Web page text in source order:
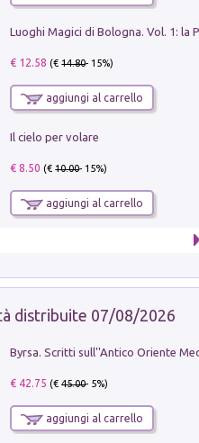
€ 12.58 (€14.80- 15%)
aggiungi al carrello
Il cielo per volare
€ 8.50 (€10.00- 15%)
aggiungi al carrello
distribuite 07/08/2026
€ 42.75 (€45.00- 5%)
aggiungi al carrello